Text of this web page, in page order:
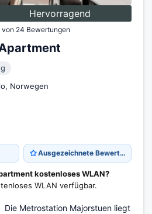
Hervorragend
von 24 Bewertungen
Norwegen
Ausgezeichnete Bewertung 9,8
kostenloses WLAN?
WLAN verfügbar.
Die Metrostation Majorstuen liegt